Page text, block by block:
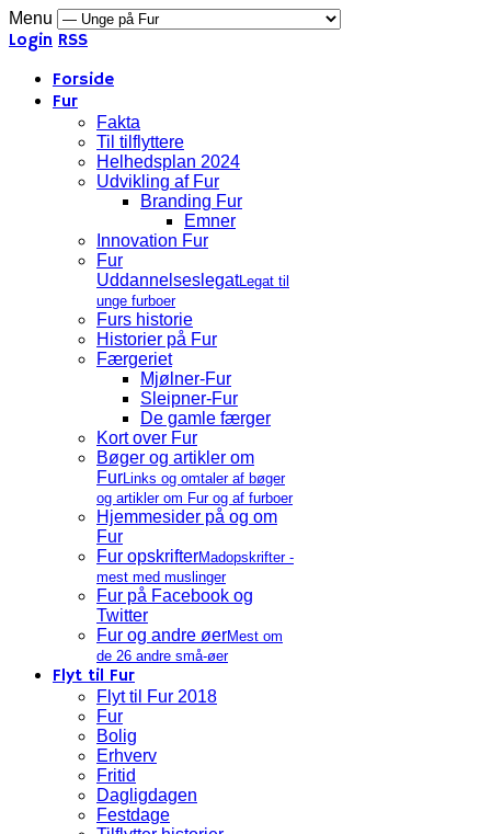
Menu
Login RSS
Forside
Fur
Fakta
Til tilflyttere
Helhedsplan 2024
Udvikling af Fur
Branding Fur
Emner
Innovation Fur
Fur
UddannelseslegatLegat til
unge furboer
Furs historie
Historier på Fur
Færgeriet
Mjølner-Fur
Sleipner-Fur
De gamle færger
Kort over Fur
Bøger og artikler om
FurLinks og omtaler af bøger
og artikler om Fur og af furboer
Hjemmesider på og om
Fur
Fur opskrifterMadopskrifter -
mest med muslinger
Fur på Facebook og
Twitter
Fur og andre øerMest om
de 26 andre små-øer
Flyt til Fur
Flyt til Fur 2018
Fur
Bolig
Erhverv
Fritid
Dagligdagen
Festdage